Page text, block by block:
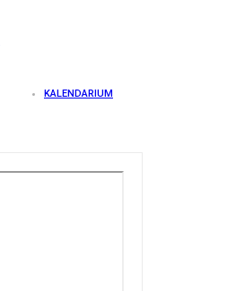
KALENDARIUM